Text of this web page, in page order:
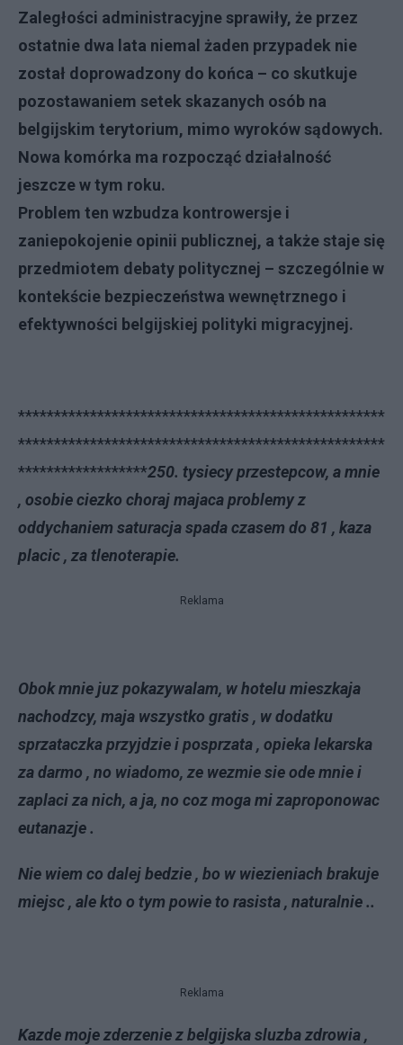
Zaległości administracyjne sprawiły, że przez
ostatnie dwa lata niemal żaden przypadek nie
został doprowadzony do końca – co skutkuje
pozostawaniem setek skazanych osób na
belgijskim terytorium, mimo wyroków sądowych.
Nowa komórka ma rozpocząć działalność
jeszcze w tym roku.
Problem ten wzbudza kontrowersje i
zaniepokojenie opinii publicznej, a także staje się
przedmiotem debaty politycznej – szczególnie w
kontekście bezpieczeństwa wewnętrznego i
efektywności belgijskiej polityki migracyjnej.
***************************************************
***************************************************
******************250. tysiecy przestepcow, a mnie
, osobie ciezko choraj majaca problemy z
oddychaniem saturacja spada czasem do 81 , kaza
placic , za tlenoterapie.
Reklama
Obok mnie juz pokazywalam, w hotelu mieszkaja
nachodzcy, maja wszystko gratis , w dodatku
sprzataczka przyjdzie i posprzata , opieka lekarska
za darmo , no wiadomo, ze wezmie sie ode mnie i
zaplaci za nich, a ja, no coz moga mi zaproponowac
eutanazje .
Nie wiem co dalej bedzie , bo w wiezieniach brakuje
miejsc , ale kto o tym powie to rasista , naturalnie ..
Reklama
Kazde moje zderzenie z belgijska sluzba zdrowia ,